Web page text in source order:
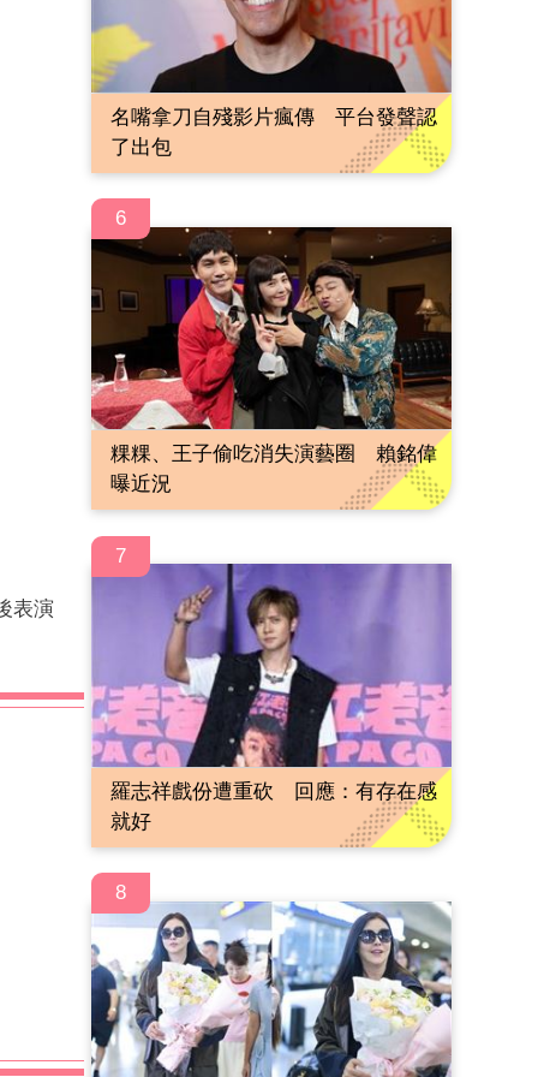
表演
名嘴拿刀自殘影片瘋傳 平台發聲認
了出包
6
粿粿、王子偷吃消失演藝圈 賴銘偉
曝近況
7
羅志祥戲份遭重砍 回應：有存在感
就好
8